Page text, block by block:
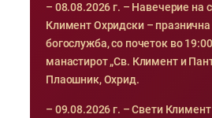
– 08.08.2026 г. – Навечерие на
Климент Охридски –
богослужба, со почеток во
манастирот „Св. Климент и
Плаошник, Охрид.
– 09.08.2026 г. – Свети